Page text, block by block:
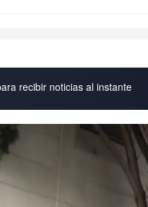
recibir noticias al instante